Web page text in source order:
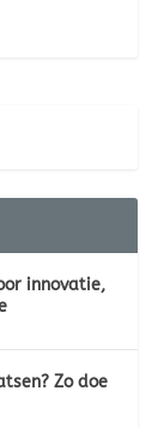
innovatie,
Zo doe